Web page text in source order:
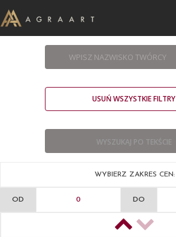
USUŃ WSZYSTKIE FILTRY
WYBIERZ ZAKRES CEN:
OD DO